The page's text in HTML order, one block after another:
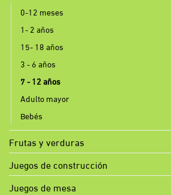
0-12 meses
1- 2 años
15- 18 años
3 - 6 años
7 - 12 años
Adulto mayor
Bebés
Frutas y verduras
Juegos de construcción
Juegos de mesa